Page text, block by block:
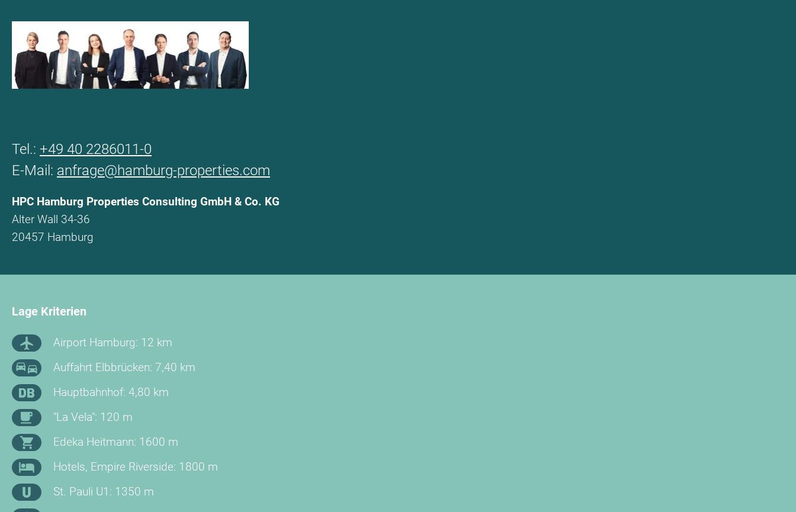
Tel.: +49 40 2286011-0
E-Mail: anfrage@hamburg-properties.com
HPC Hamburg Properties Consulting GmbH & Co. KG
Alter Wall 34-36
20457 Hamburg
Lage Kriterien
Airport Hamburg: 12 km
Auffahrt Elbbrücken: 7,40 km
Hauptbahnhof: 4,80 km
"La Vela": 120 m
Edeka Heitmann: 1600 m
Hotels, Empire Riverside: 1800 m
St. Pauli U1: 1350 m